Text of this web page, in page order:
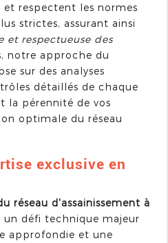
et respectent les normes
strictes, assurant ainsi
et respectueuse des
notre approche du
sur des analyses
détaillés de chaque
la pérennité de vos
optimale du réseau
exclusive en
réseau d'assainissement à
un défi technique majeur
approfondie et une